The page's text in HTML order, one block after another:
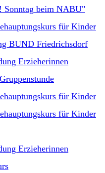
Sonntag beim NABU"
für Kinder
BUND Friedrichsdorf
Erzieherinnen
für Kinder
für Kinder
Erzieherinnen